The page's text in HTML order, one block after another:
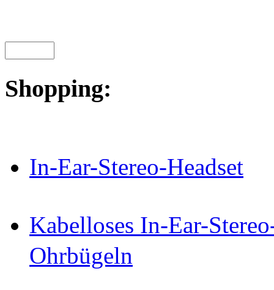
Shopping:
In-Ear-Stereo-Headset
Kabelloses In-Ear-
Ohrbügeln